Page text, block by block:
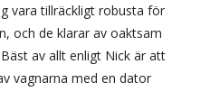
vara tillräckligt robusta för
och de klarar av oaktsam
av allt enligt Nick är att
vagnarna med en dator